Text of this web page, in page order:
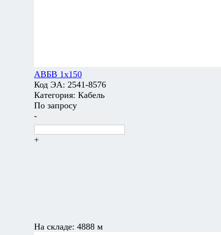
АВБВ 1х150
Код ЭА: 2541-8576
Категория: Кабель
По запросу
-
+
На складе: 4888 м